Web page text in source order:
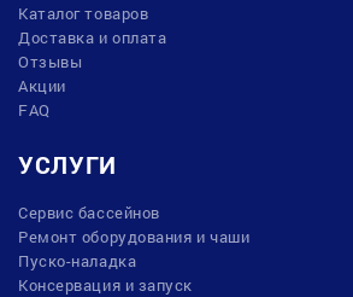
Каталог товаров
Доставка и оплата
Отзывы
Акции
FAQ
УСЛУГИ
Сервис бассейнов
Ремонт оборудования и чаши
Пуско-наладка
Консервация и запуск